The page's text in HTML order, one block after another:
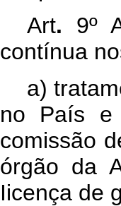
Art. 9º
contínua
a)
no País e
comissão
órgão da
Iicença de